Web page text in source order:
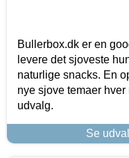
Bullerbox.dk er en
levere det sjoveste
naturlige snacks. En
nye sjove temaer
udvalg.
Se